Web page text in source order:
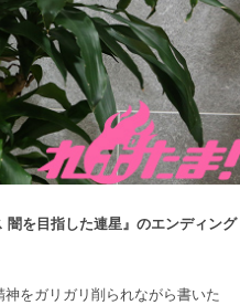
を目指した連星』のエンディング
をガリガリ削られながら書いた